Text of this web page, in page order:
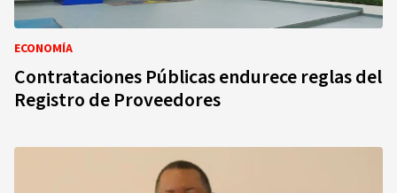
ECONOMÍA
Contrataciones Públicas endurece reglas del
Registro de Proveedores